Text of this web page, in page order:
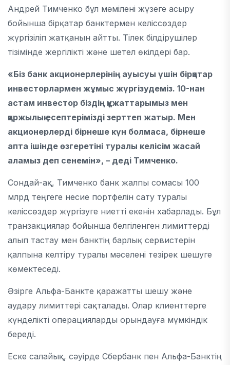
Андрей Тимченко бұл мәмілені жүзеге асыру
бойынша бірқатар банктермен келіссөздер
жүргізіліп жатқанын айтты. Тілек білдірушілер
тізімінде жергілікті және шетел өкілдері бар.
«Біз банк акционерлерінің ауысуы үшін бірқатар
инвесторлармен жұмыс жүргізудеміз. 10-нан
астам инвестор біздің құжаттарымыз мен
қаржылық есептерімізді зерттеп жатыр. Мен
акционерлерді бірнеше күн болмаса, бірнеше
апта ішінде өзгеретіні туралы келісім жасай
аламыз деп сенемін», – деді Тимченко.
Сондай-ақ, Тимченко банк жалпы сомасы 100
млрд теңгеге несие портфелін сату туралы
келіссөздер жүргізуге ниетті екенін хабарлады. Бұл
транзакциялар бойынша белгіленген лимиттерді
алып тастау мен банктің барлық сервистерін
қалпына келтіру туралы мәселені тезірек шешуге
көмектеседі.
Әзірге Альфа-Банкте қаражатты шешу және
аудару лимиттері сақталады. Олар клиенттерге
күнделікті операцияларды орындауға мүмкіндік
береді.
Еске салайық, сәуірде Сбербанк пен Альфа-Банктің